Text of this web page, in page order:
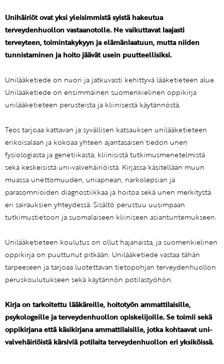
Unihäiriöt ovat yksi yleisimmistä syistä hakeutua
terveydenhuollon vastaanotolle. Ne vaikuttavat laajasti
terveyteen, toimintakykyyn ja elämänlaatuun, mutta niiden
tunnistaminen ja hoito jäävät usein puutteellisiksi.
Unilääketiede on nuori ja jatkuvasti kehittyvä lääketieteen alue.
Unilääketiede on ensimmäinen suomenkielinen oppikirja
unilääketieteen perusteista ja kliinisestä käytännöstä.
Teos tarjoaa kattavan ja syvällisen katsauksen unilääketieteen
erikoisalaan ja kokoaa yhteen ajantasaisen tiedon unen
fysiologiasta ja genetiikasta, kliinisistä tutkimusmenetelmistä
sekä keskeisistä uni-valvehäiriöistä. Kirjassa käsitellään muun
muassa unettomuuden, uniapnean, narkolepsian ja
parasomnioiden diagnostiikkaa ja hoitoa sekä unen merkitystä
eri sairauksien yhteydessä. Sisältö perustuu uusimpaan
tutkimustietoon ja suomalaiseen kliiniseen asiantuntemukseen.
Unilääketieteen koulutus on ollut hajanaista, ja suomenkielinen
oppikirja on puuttunut pitkään. Unilääketiede vastaa tähän
tarpeeseen ja tarjoaa luotettavan tietopohjan terveydenhuollon
peruskoulutukseen sekä käytännön potilastyöhön.
Kirja on tarkoitettu lääkäreille, hoitotyön ammattilaisille,
psykologeille ja terveydenhuollon opiskelijoille. Se toimii sekä
oppikirjana että käsikirjana ammattilaisille, jotka kohtaavat uni-
valvehäiriöistä kärsiviä potilaita terveydenhuollon eri yksiköissä.